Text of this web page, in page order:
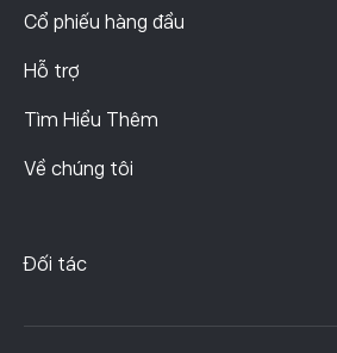
Cổ phiếu hàng đầu
Hỗ trợ
Tìm Hiểu Thêm
Về chúng tôi
Đối tác